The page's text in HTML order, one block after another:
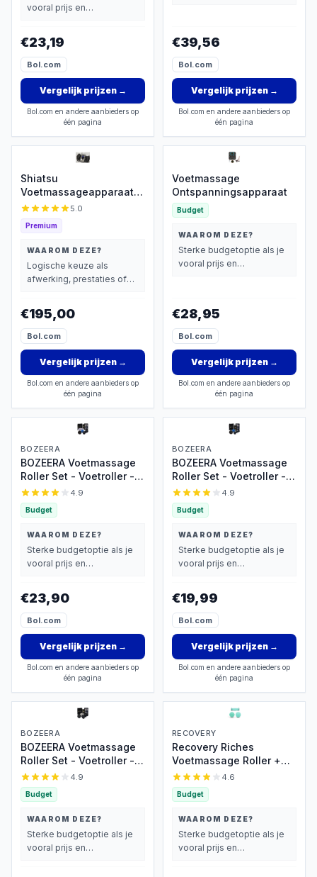
vooral prijs en
€23,19
Bol.com
Vergelijk prijzen→
Bol.com en andere aanbieders op
één pagina
€39,56
Bol.com
Vergelijk prijzen→
Bol.com en andere aanbieders op
één pagina
Shiatsu
Voetmassageapparaat
met Warmtefunctie
5.0
Premium
WAAROM DEZE?
Logische keuze als
afwerking, prestaties of
€195,00
Bol.com
Vergelijk prijzen→
Bol.com en andere aanbieders op
één pagina
Voetmassage
Ontspanningsapparaat
Budget
WAAROM DEZE?
Sterke budgetoptie als je
vooral prijs en
€28,95
Bol.com
Vergelijk prijzen→
Bol.com en andere aanbieders op
één pagina
BOZEERA
BOZEERA Voetmassage
Roller Set - Voetroller -
Spiky Massageballen -
Ovale Massage Bal -
Triggerpoint Bal -
Plantar Fasciitis -
(4stuks) - Inclusief
Video Poster & Tas
4.9
Budget
WAAROM DEZE?
Sterke budgetoptie als je
vooral prijs en
€23,90
Bol.com
Vergelijk prijzen→
Bol.com en andere aanbieders op
één pagina
BOZEERA
BOZEERA Voetmassage
Roller Set - Voetroller -
Spiky Massageballen -
Massage Bal -
Triggerpoint Bal -
Plantar Fasciitis -
stuks) - Inclusief Video
Poster & Tas
4.9
Budget
WAAROM DEZE?
Sterke budgetoptie als je
vooral prijs en
€19,99
Bol.com
Vergelijk prijzen→
Bol.com en andere aanbieders op
één pagina
BOZEERA
BOZEERA Voetmassage
Roller Set - Voetroller -
Massageballen -
Lacrosse Massage Bal -
Triggerpoint Bal -
Plantar Fasciitis -
(3stuks) - Inclusief
Video Poster & Tas
4.9
Budget
WAAROM DEZE?
Sterke budgetoptie als je
vooral prijs en
RECOVERY
Recovery Riches
Voetmassage Roller +
GRATIS Massageballen -
Voetreflexologie -
Plantar Fasciitis -
Voetroller - Massagebal
Triggerpoint Bal -
Voetmassage Apparaat -
4.6
Budget
WAAROM DEZE?
Sterke budgetoptie als je
vooral prijs en